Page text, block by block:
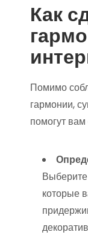
Как
Помимо
гармонии,
помогут
Выберите
которые